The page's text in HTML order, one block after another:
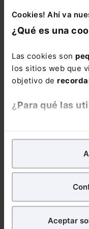
Cookies! Ahí va
¿Qué es una
Las cookies son
los sitios web que
objetivo de
¿Para qué las
analíticospara
nuestra página
para poder
¿Qué puedes
Aceptar